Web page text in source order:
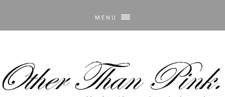
MENU